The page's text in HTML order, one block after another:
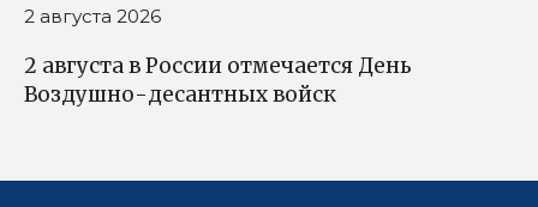
2 августа 2026
2 августа в России отмечается День
Воздушно-десантных войск